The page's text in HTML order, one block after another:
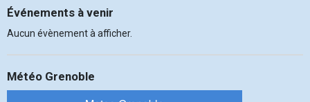
Événements à venir
Aucun évènement à afficher.
Météo Grenoble